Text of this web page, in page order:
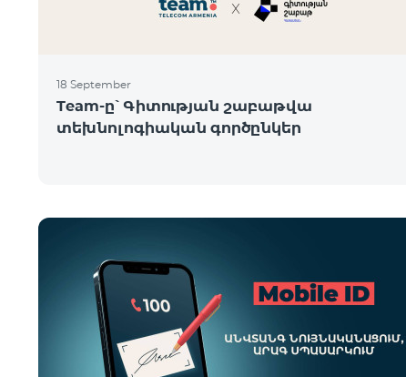
18 September
Team-ը՝ Գիտության շաբաթվա
տեխնոլոգիական գործընկեր